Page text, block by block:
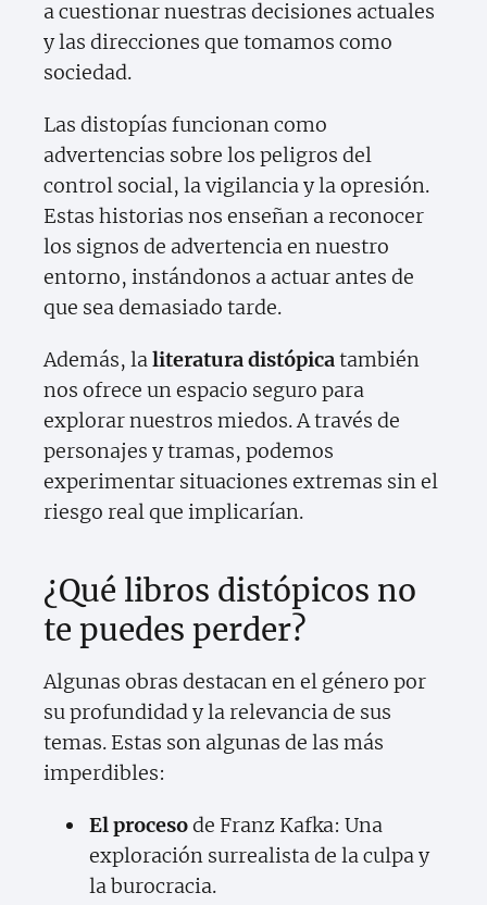
a cuestionar nuestras decisiones actuales
y las direcciones que tomamos como
sociedad.
Las distopías funcionan como
advertencias sobre los peligros del
control social, la vigilancia y la opresión.
Estas historias nos enseñan a reconocer
los signos de advertencia en nuestro
entorno, instándonos a actuar antes de
que sea demasiado tarde.
Además, laliteratura distópicatambién
nos ofrece un espacio seguro para
explorar nuestros miedos. A través de
personajes y tramas, podemos
experimentar situaciones extremas sin el
riesgo real que implicarían.
¿Qué libros distópicos no
te puedes perder?
Algunas obras destacan en el género por
su profundidad y la relevancia de sus
temas. Estas son algunas de las más
imperdibles:
El procesode Franz Kafka: Una
exploración surrealista de la culpa y
la burocracia.